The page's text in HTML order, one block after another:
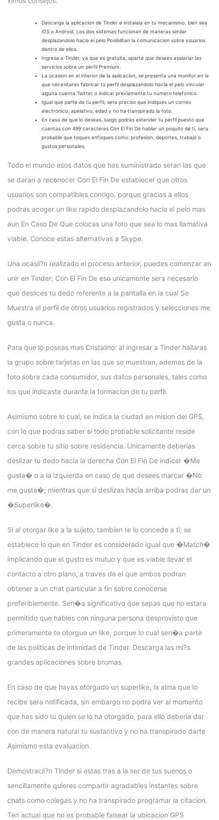
Descarga la aplicacion de Tinder e instalala en tu mecanismo, bien sea
iOS o Android. Los dos sistemas funcionan de maneras similar
desplazandolo hacia el pelo Posibilitan la comunicacion sobre usuarios
dentro de ellos.
Ingresa a Tinder, ya que es gratuita, aparte que desees asalariar las
servicios sobre un perfil Premium.
La ocasion en el interior de la aplicacion, se presenta una monitor en la
que necesitaras fabricar tu perfil desplazandolo hacia el pelo vincular
alguna cuenta Twitter o indicar previamente tu numero telefonico.
Igual que parte de tu perfil, sera preciso que indiques un correo
electronico, apelativo, edad y no ha transpirado la foto.
En caso de que lo deseas, luego podras extender tu perfil puesto que
cuentas con 499 caracteres Con El Fin De hablar un poquito de ti, sera
probable que toques enfoques como: profesion, deportes, trabajo o
gustos personales.
Todo el mundo esos datos que has suministrado seran las que
se daran a reconocer Con El Fin De establecer que otros
usuarios son compatibles contigo, porque gracias a ellos
podras acoger un like rapido desplazandolo hacia el pelo mas
aun En Caso De Que colocas una foto que sea lo mas llamativa
viable. Conoce estas alternativas a Skype.
Una ocasii?n realizado el proceso anterior, puedes comenzar an
unir en Tinder; Con El Fin De eso unicamente sera necesario
que deslices tu dedo referente a la pantalla en la cual Se
Muestra el perfil de otros usuarios registrados y selecciones me
gusta o nunca.
Para que lo poseas mas Cristalino: al ingresar a Tinder hallaras
la grupo sobre tarjetas en las que se muestran, ademas de la
foto sobre cada consumidor, sus datos personales, tales como
los que indicaste durante la formacion de tu perfil.
Asimismo sobre lo cual, se indica la ciudad en mision del GPS,
con lo que podras saber si todo probable solicitante reside
cerca sobre tu sitio sobre residencia. Unicamente deberias
deslizar tu dedo hacia la derecha Con El Fin De indicar �Me
gusta� o a la izquierda en caso de que desees marcar �No
me gusta�; mientras que si deslizas hacia arriba podras dar un
�Superlike�.
Si al otorgar like a la sujeto, tambien te lo concede a ti; se
establece lo que en Tinder es considerado igual que �Match�
implicando que el gusto es mutuo y que es viable llevar el
contacto a otro plano, a traves de el que ambos podran
obtener a un chat particular a fin sobre conocerse
preferiblemente. Seri�a significativo que sepas que no estara
permitido que hables con ninguna persona desprovisto que
primeramente te otorgue un like, porque lo cual seri�a parte
de las politicas de intimidad de Tinder. Descarga las mi?s
grandes aplicaciones sobre bromas.
En caso de que hayas otorgado un superlike, la alma que lo
recibe sera notificada, sin embargo no podra ver al momento
que has sido tu quien se lo ha otorgado, para ello deberia dar
con de manera natural tu sustantivo y no ha transpirado darte
Asimismo esta evaluacion.
Demostracii?n Tinder si estas tras a la ser de tus suenos o
sencillamente quieres compartir agradables instantes sobre
chats como colegas y no ha transpirado programar la citacion.
Ten actual que no es probable falsear la ubicacion GPS